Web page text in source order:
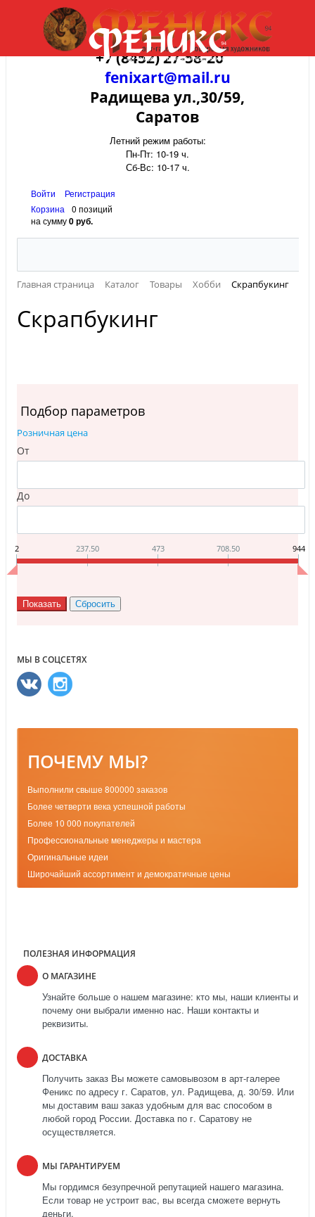
+7 (8452) 27-58-20
fenixart@mail.ru
Радищева ул.,30/59,
Саратов
Летний режим работы:
Пн-Пт: 10-19 ч.
Сб-Вс: 10-17 ч.
Войти
Регистрация
Корзина
0 позиций
на сумму0 руб.
Главная страница Каталог Товары Хобби Скрапбукинг
Скрапбукинг
Подбор параметров
Розничная цена
От
До
2 237.50 473 708.50 944
МЫ В СОЦСЕТЯХ
ПОЧЕМУ МЫ?
Выполнили свыше 800000 заказов
Более четверти века успешной работы
Более 10 000 покупателей
Профессиональные менеджеры и мастера
Оригинальные идеи
Широчайший ассортимент и демократичные цены
ПОЛЕЗНАЯ ИНФОРМАЦИЯ
О МАГАЗИНЕ
Узнайте больше о нашем магазине: кто мы, наши клиенты и
почему они выбрали именно нас. Наши контакты и
реквизиты.
ДОСТАВКА
Получить заказ Вы можете самовывозом в арт-галерее
Феникс по адресу г. Саратов, ул. Радищева, д. 30/59. Или
мы доставим ваш заказ удобным для вас способом в
любой город России. Доставка по г. Саратову не
осуществляется.
МЫ ГАРАНТИРУЕМ
Мы гордимся безупречной репутацией нашего магазина.
Если товар не устроит вас, вы всегда сможете вернуть
деньги.